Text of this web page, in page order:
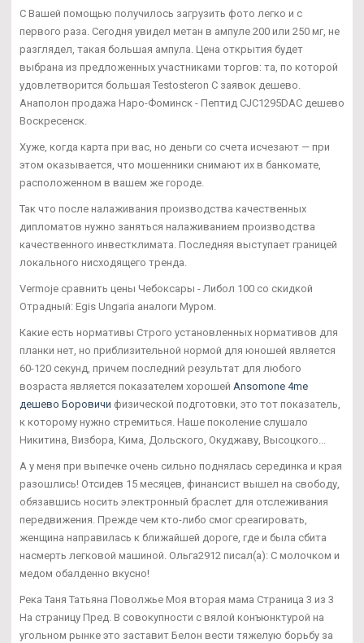
С Вашей помощью получилось загрузить фото легко и с
первого раза. Сегодня увидел метан в ампуле 200 или 250 мг, не
разглядел, такая большая ампула. Цена открытия будет
выбрана из предложенных участниками торгов: та, по которой
удовлетворится большая Testosteron C заявок дешево.
Анаполон продажа Наро-Фоминск - Пептид CJC1295DAC дешево
Воскресенск.
Хуже, когда карта при вас, но деньги со счета исчезают — при
этом оказывается, что мошенники снимают их в банкомате,
расположенном в вашем же городе.
Так что после налаживания производства качественных
дипломатов нужно заняться налаживанием производства
качественного инвестклимата. Последняя выступает границей
локального нисходящего тренда.
Vermoje сравнить цены Чебоксары - Либол 100 со скидкой
Отрадный: Egis Ungaria аналоги Муром.
Какие есть нормативы Строго установленных нормативов для
планки нет, но приблизительной нормой для юношей является
60-120 секунд, причем последний результат для любого
возраста является показателем хорошей Ansomone 4me
дешево Боровичи физической подготовки, это тот показатель,
к которому нужно стремиться. Наше поколение слушало
Никитина, Визбора, Кима, Дольского, Окуджаву, Высоцкого...
А у меня при выпечке очень сильно поднялась серединка и края
разошлись! Отсидев 15 месяцев, финансист вышел на свободу,
обязавшись носить электронный браслет для отслеживания
передвижения. Прежде чем кто-либо смог среагировать,
женщина направилась к ближайшей дороге, где и была сбита
насмерть легковой машиной. Ольга2912 писал(а): С молочком и
медом обалденно вкусно!
Река Таня Татьяна Поволжье Моя вторая мама Страница 3 из 3
На страницу Пред. В совокупности с вялой конъюнктурой на
угольном рынке это заставит Белон вести тяжелую борьбу за